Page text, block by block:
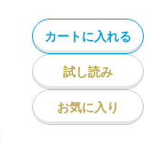
カートに入れる
試し読み
お気に入り